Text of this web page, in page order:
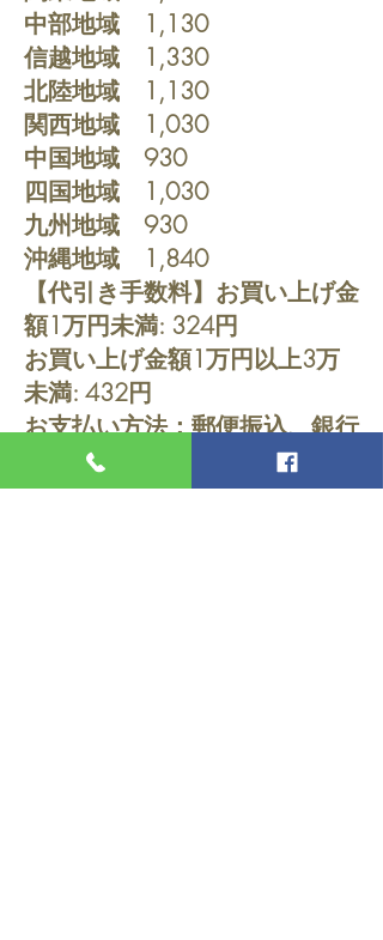
中部地域 1,130
信越地域 1,330
北陸地域 1,130
関西地域 1,030
中国地域 930
四国地域 1,030
九州地域 930
沖縄地域 1,840
【代引き手数料】お買い上げ金
額1万円未満: 324円
お買い上げ金額1万円以上3万
未満: 432円
お支払い方法：郵便振込、銀行
振込、代引きがご利用いただけ
ます。